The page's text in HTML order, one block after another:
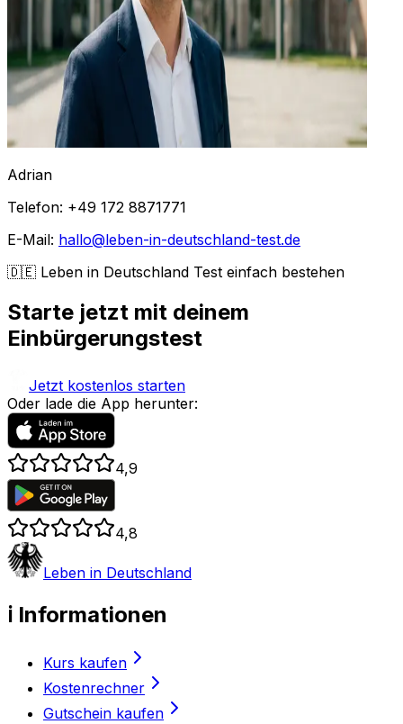
Adrian
Telefon: +49 172 8871771
E-Mail: hallo@leben-in-deutschland-test.de
🇩🇪 Leben in Deutschland Test einfach bestehen
Starte jetzt mit deinem
Einbürgerungstest
Jetzt kostenlos starten
Oder lade die App herunter:
4,9
4,8
Leben in Deutschland
ℹ️ Informationen
Kurs kaufen
Kostenrechner
Gutschein kaufen